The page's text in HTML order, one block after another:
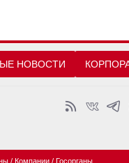
НОВОСТИ
/ Компании / Госорганы